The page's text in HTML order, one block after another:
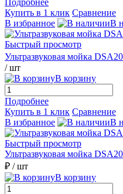
Купить в 1 клик Сравнение
В избранное
В
Быстрый просмотр
Ультразвуковая мойка
/ шт
В корзину
Подробнее
Купить в 1 клик Сравнение
В избранное
В
Быстрый просмотр
Ультразвуковая мойка
₽ / шт
В корзину